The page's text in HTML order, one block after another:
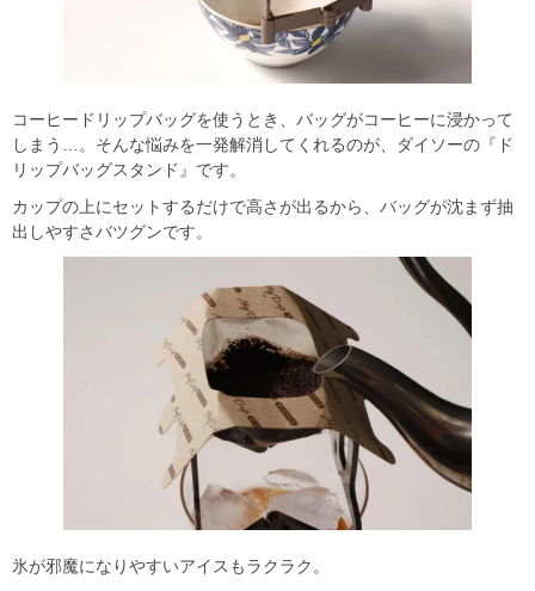
コーヒードリップバッグを使うとき、バッグがコーヒーに浸かって
しまう…。そんな悩みを一発解消してくれるのが、ダイソーの『ド
リップバッグスタンド』です。
カップの上にセットするだけで高さが出るから、バッグが沈まず抽
出しやすさバツグンです。
氷が邪魔になりやすいアイスもラクラク。